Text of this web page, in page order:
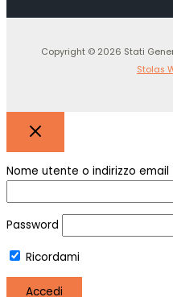
Copyright © 2026 Stati
Stolas
Nome utente o indirizzo email
Password
Ricordami